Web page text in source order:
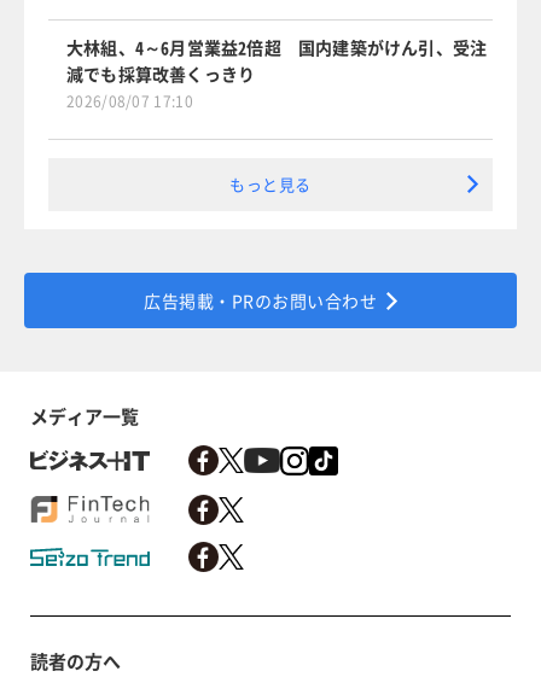
大林組、4～6月営業益2倍超 国内建築がけん引、受注
減でも採算改善くっきり
2026/08/07 17:10
もっと見る
広告掲載・PRのお問い合わせ
メディア一覧
読者の方へ